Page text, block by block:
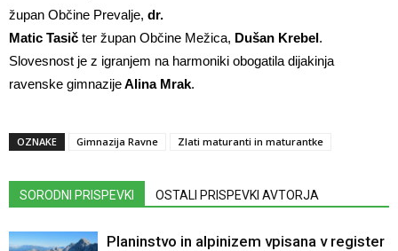
župan Občine Prevalje, dr.
Matic Tasič ter župan Občine Mežica, Dušan Krebel.
Slovesnost je z igranjem na harmoniki obogatila dijakinja
ravenske gimnazijeAlina Mrak.
OZNAKE Gimnazija Ravne Zlati maturanti in maturantke
SORODNI PRISPEVKI OSTALI PRISPEVKI AVTORJA
Planinstvo in alpinizem vpisana v register